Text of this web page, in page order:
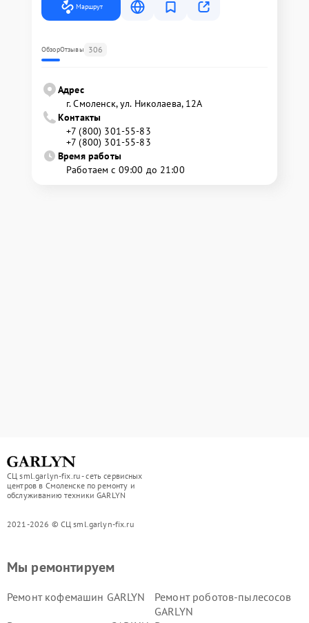
Маршрут
ОбзорОтзывы 306
Адрес
г. Смоленск, ул. Николаева, 12А
Контакты
+7 (800) 301-55-83
+7 (800) 301-55-83
Время работы
Работаем с 09:00 до 21:00
СЦ sml.garlyn-fix.ru - сеть сервисных
центров в Смоленске по ремонту и
обслуживанию техники GARLYN
2021-2026 © СЦ sml.garlyn-fix.ru
Мы ремонтируем
Ремонт кофемашин GARLYN
Ремонт роботов-пылесосов
GARLYN